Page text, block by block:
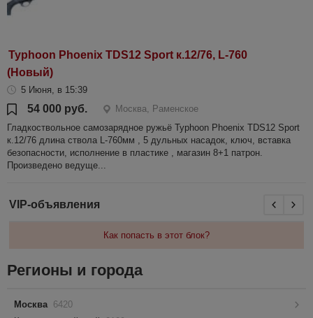
Typhoon Phoenix TDS12 Sport к.12/76, L-760
(Новый)
5 Июня, в 15:39
54 000 руб.
Москва, Раменское
Гладкоствольное самозарядное ружьё Typhoon Phoenix TDS12 Sport
к.12/76 длина ствола L-760мм , 5 дульных насадок, ключ, вставка
безопасности, исполнение в пластике , магазин 8+1 патрон.
Произведено ведуще...
VIP-объявления
Как попасть в этот блок?
Регионы и города
Москва 6420